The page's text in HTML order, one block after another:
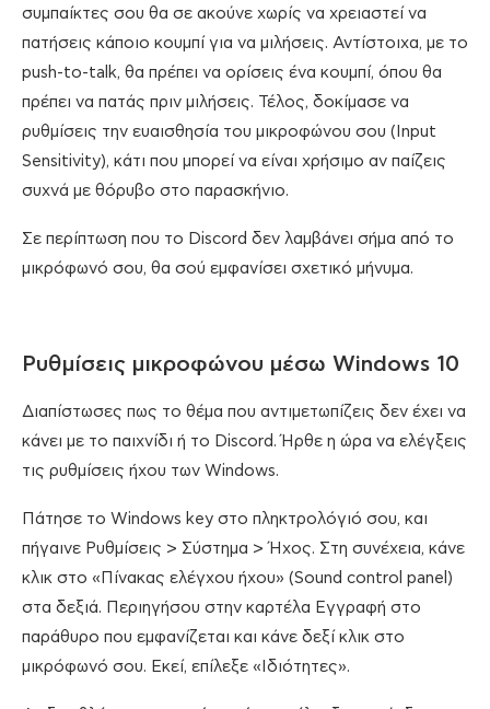
συμπαίκτες σου θα σε ακούνε χωρίς να χρειαστεί να
πατήσεις κάποιο κουμπί για να μιλήσεις. Αντίστοιχα, με το
push-to-talk, θα πρέπει να ορίσεις ένα κουμπί, όπου θα
πρέπει να πατάς πριν μιλήσεις. Τέλος, δοκίμασε να
ρυθμίσεις την ευαισθησία του μικροφώνου σου (Input
Sensitivity), κάτι που μπορεί να είναι χρήσιμο αν παίζεις
συχνά με θόρυβο στο παρασκήνιο.
Σε περίπτωση που το Discord δεν λαμβάνει σήμα από το
μικρόφωνό σου, θα σού εμφανίσει σχετικό μήνυμα.
Ρυθμίσεις μικροφώνου μέσω Windows 10
Διαπίστωσες πως το θέμα που αντιμετωπίζεις δεν έχει να
κάνει με το παιχνίδι ή το Discord. Ήρθε η ώρα να ελέγξεις
τις ρυθμίσεις ήχου των Windows.
Πάτησε το Windows key στο πληκτρολόγιό σου, και
πήγαινε Ρυθμίσεις > Σύστημα > Ήχος. Στη συνέχεια, κάνε
κλικ στο «Πίνακας ελέγχου ήχου» (Sound control panel)
στα δεξιά. Περιηγήσου στην καρτέλα Εγγραφή στο
παράθυρο που εμφανίζεται και κάνε δεξί κλικ στο
μικρόφωνό σου. Εκεί, επίλεξε «Ιδιότητες».